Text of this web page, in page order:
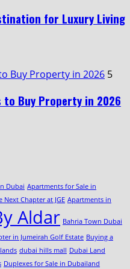
for Luxury Living
Buy Property in 2026 5
to Buy Property in 2026
Dubai Apartments for Sale in
Next Chapter at JGE Apartments in
Aldar Bahria Town Dubai
in Jumeirah Golf Estate Buying a
dubai hills mall Dubai Land
Duplexes for Sale in Dubailand